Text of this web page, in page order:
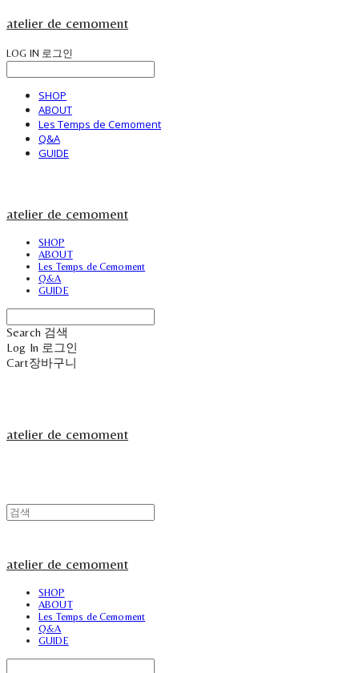
atelier de cemoment
LOG IN 로그인
SHOP
ABOUT
Les Temps de Cemoment
Q&A
GUIDE
atelier de cemoment
SHOP
ABOUT
Les Temps de Cemoment
Q&A
GUIDE
Search 검색
Log In 로그인
Cart장바구니
atelier de cemoment
atelier de cemoment
SHOP
ABOUT
Les Temps de Cemoment
Q&A
GUIDE